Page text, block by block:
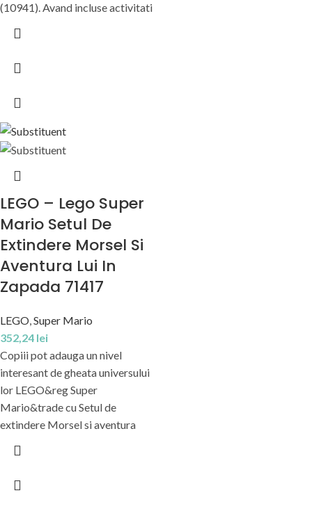
(10941). Avand incluse activitati
LEGO – Lego Super
Mario Setul De
Extindere Morsel Si
Aventura Lui In
Zapada 71417
LEGO,Super Mario
352,24 lei
Copiii pot adauga un nivel
interesant de gheata universului
lor LEGO&reg Super
Mario&trade cu Setul de
extindere Morsel si aventura